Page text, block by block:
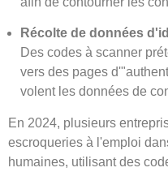
Récolte de données
Des codes à scanner
vers des pages
volent les données de
En 2024, plusieurs
escroqueries à l'emploi
humaines, utilisant des